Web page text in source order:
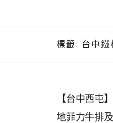
標籤: 台中鐵
【台中西屯
地菲力牛排